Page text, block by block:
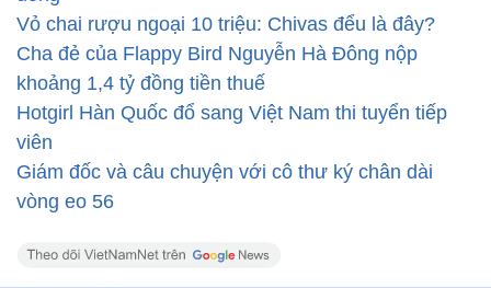
Vỏ chai rượu ngoại 10 triệu: Chivas đểu là đây?
Cha đẻ của Flappy Bird Nguyễn Hà Đông nộp
khoảng 1,4 tỷ đồng tiền thuế
Hotgirl Hàn Quốc đổ sang Việt Nam thi tuyển tiếp
viên
Giám đốc và câu chuyện với cô thư ký chân dài
vòng eo 56